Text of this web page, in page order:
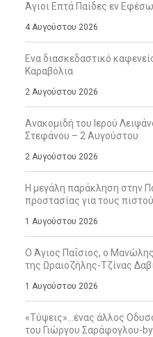
Άγιοι Επτά Παίδες εν
4 Αυγούστου 2026
Ενα διασκεδαστικό
Καραβόλια
2 Αυγούστου 2026
Ανακομιδή του Ιερού
Στεφάνου – 2 Αυγούστου
2 Αυγούστου 2026
Η μεγάλη παράκληση στην
προστασίας για τους
1 Αυγούστου 2026
Ο Άγιος Παΐσιος, ο
της Ωραιοζήλης-Τζίνας
1 Αυγούστου 2026
«Τύψεις»…ένας άλλος
του Γιώργου Σαράφογλου-